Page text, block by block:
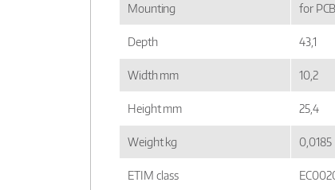
Mounting for PCB
Depth 43,1
Width mm 10,2
Height mm 25,4
Weight kg 0,0185
ETIM class